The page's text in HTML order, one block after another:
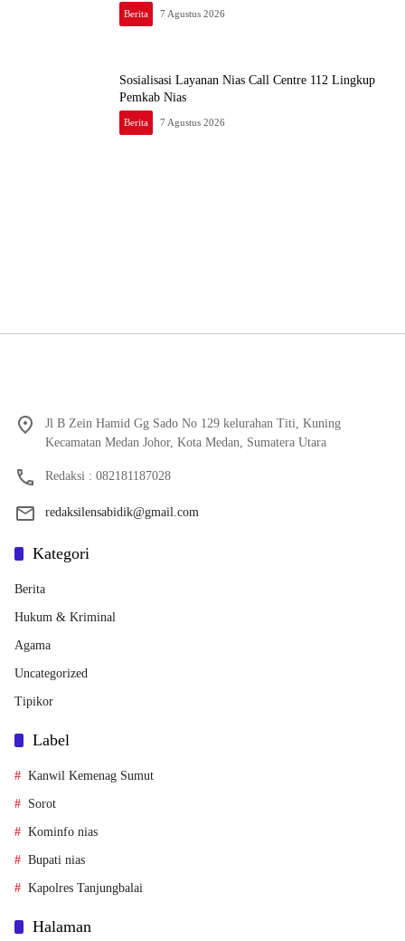
Berita 7 Agustus 2026
Sosialisasi Layanan Nias Call Centre 112 Lingkup
Pemkab Nias
Berita 7 Agustus 2026
Jl B Zein Hamid Gg Sado No 129 kelurahan Titi, Kuning
Kecamatan Medan Johor, Kota Medan, Sumatera Utara
Redaksi : 082181187028
redaksilensabidik@gmail.com
Kategori
Berita
Hukum & Kriminal
Agama
Uncategorized
Tipikor
Label
Kanwil Kemenag Sumut
Sorot
Kominfo nias
Bupati nias
Kapolres Tanjungbalai
Halaman